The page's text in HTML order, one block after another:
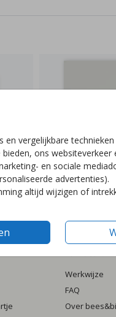
en vergelijkbare
bieden, ons
en sociale
advertenties).
altijd wijzigen of
Informatie
Werkwijze
FAQ
Over